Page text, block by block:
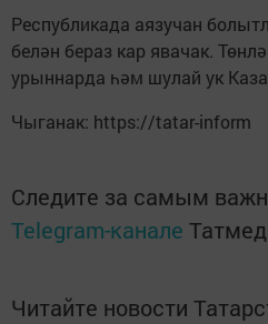
Республикада аязучан
белән бераз кар явачак.
урыннарда һәм шулай ук
Чыганак: https://tatar-inform
Следите за самым
Telegram-канале
Читайте новости